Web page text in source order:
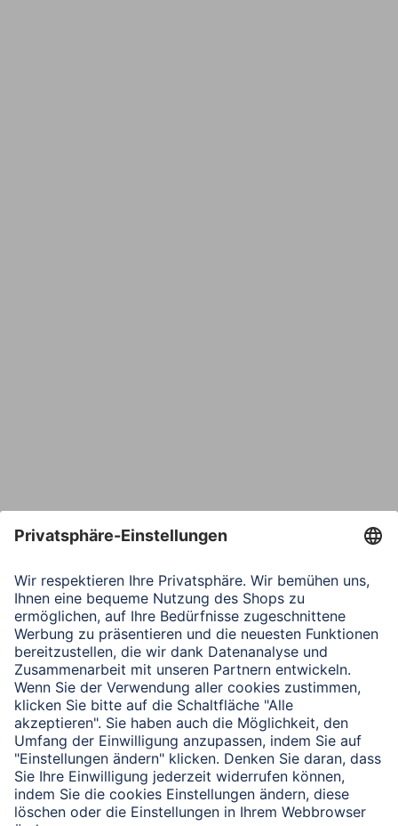
Verbleibende Zeichen: 1000/ 1000
Senden
Mit Absenden des Formulars bestätigen Sie, dass Sie unsere
Datenschutzbestimmungen zur Formulardatenverarbeitung zur